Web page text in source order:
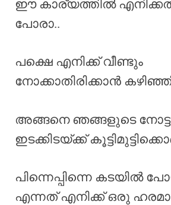
ഈ കാര്യത്തിൽ
പോരാ..
പക്ഷെ എനിക്ക് വീണ്ടും
നോക്കാതിരിക്കാൻ
അങ്ങനെ ഞങ്ങളുടെ
ഇടക്കിടയ്ക്ക്
പിന്നെപ്പിന്നെ കടയിൽ
എന്നത് എനിക്ക് ഒരു